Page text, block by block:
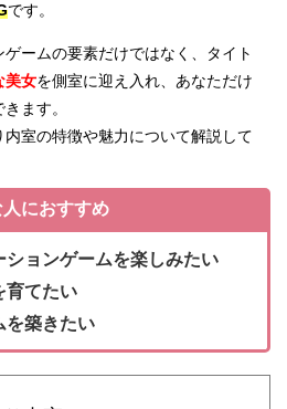
です。
ームの要素だけではなく、タイト
美女を側室に迎え入れ、あなただけ
ます。
室の特徴や魅力について解説して
におすすめ
ションゲームを楽しみたい
育てたい
を築きたい